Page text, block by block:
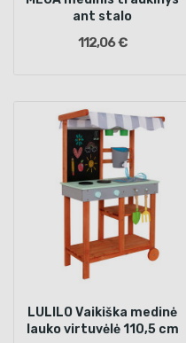
ant stalo
112,06 €
LULILO Vaikiška medinė
lauko virtuvėlė 110,5 cm